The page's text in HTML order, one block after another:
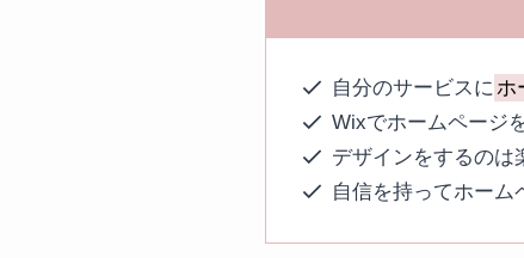
自分のサービスに ホ
Wixでホームページ
デザインをするのは
自信を持ってホーム